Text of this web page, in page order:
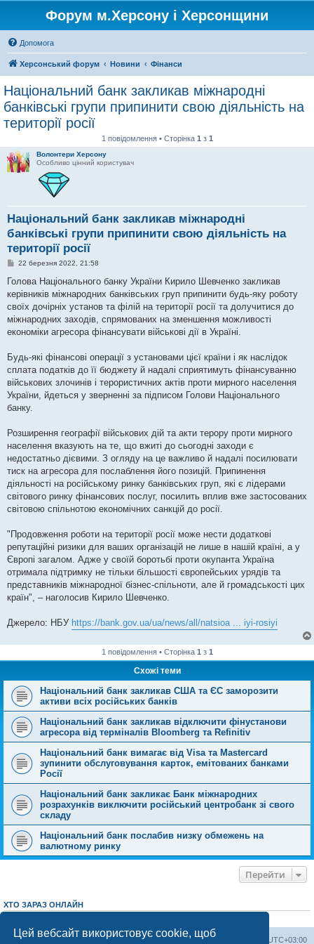
Цей вебсайт використовує cookie, щоб
Форум м.Херсону і Херсонщини
Допомога
Херсонський форум Новини Фінанси
Національний банк закликав міжнародні
банківські групи припинити свою діяльність на
території росії
1 повідомлення • Сторінка 1 з 1
Волонтери Херсону
Особливо цінний користувач
Національний банк закликав міжнародні
банківські групи припинити свою діяльність на
території росії
П
в
д
о
л
е
я
22 березня 2022, 21:58
Голова Національного банку України Кирило Шевченко закликав
керівників міжнародних банківських груп припинити будь-яку роботу
своїх дочірніх установ та філій на території росії та долучитися до
міжнародних заходів, спрямованих на зменшення можливості
економіки агресора фінансувати військові дії в Україні.
Будь-які фінансові операції з установами цієї країни і як наслідок
сплата податків до її бюджету й надалі сприятимуть фінансуванню
військових злочинів і терористичних актів проти мирного населення
України, йдеться у зверненні за підписом Голови Національного
банку.
Розширення географії військових дій та акти терору проти мирного
населення вказують на те, що вжиті до сьогодні заходи є
недостатньо дієвими. З огляду на це важливо й надалі посилювати
тиск на агресора для послаблення його позицій. Припинення
діяльності на російському ринку банківських груп, які є лідерами
світового ринку фінансових послуг, посилить вплив вже застосованих
світовою спільнотою економічних санкцій до росії.
"Продовження роботи на території росії може нести додаткові
репутаційні ризики для ваших організацій не лише в нашій країні, а у
Європі загалом. Адже у своїй боротьбі проти окупанта Україна
отримала підтримку не тільки більшості європейських урядів та
представників міжнародної бізнес-спільноти, але й громадськості цих
країн", – наголосив Кирило Шевченко.
Джерело: НБУ https://bank.gov.ua/ua/news/all/natsioa ... iyi-rosiyi
1 повідомлення • Сторінка 1 з 1
Схожі теми
Національний банк закликав США та ЄС заморозити
активи всіх російських банків
Національний банк закликав відключити фінустанови
агресора від терміналів Bloomberg та Refinitiv
Національний банк вимагає від Visa та Masterсard
зупинити обслуговування карток, емітованих банками
Росії
Національний банк закликає Банк міжнародних
розрахунків виключити російський центробанк зі свого
складу
Національний банк послабив низку обмежень на
валютному ринку
Перейти
ХТО ЗАРАЗ ОНЛАЙН
Херсонський форум UTC+03:00
Команда